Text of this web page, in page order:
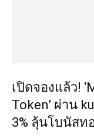
เปิดจองแล้ว!
Token’ ผ่าน
3% ลุ้นโบนัสท